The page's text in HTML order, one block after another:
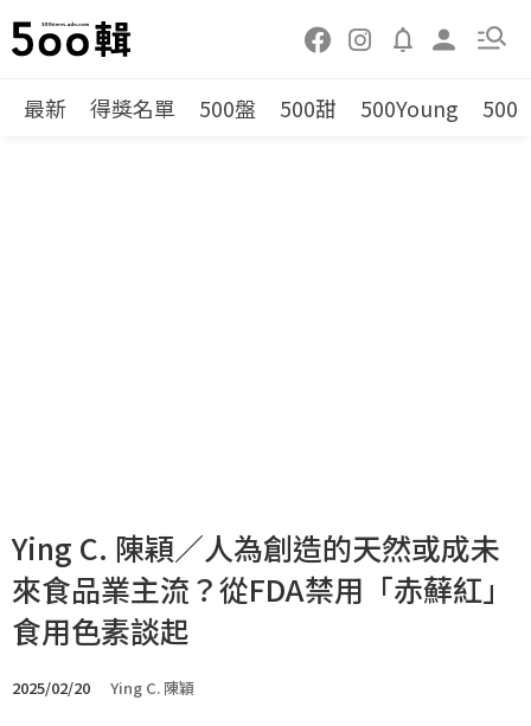
最新 得獎名單 500盤 500甜 500Young 500
Ying C. 陳穎／人為創造的天然或成未
來食品業主流？從FDA禁用「赤蘚紅」
食用色素談起
2025/02/20 Ying C. 陳穎